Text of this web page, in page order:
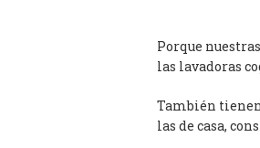
Porque
las lavadoras
También tienen
las de casa,